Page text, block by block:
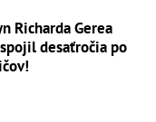
Richarda Gerea
desaťročia po